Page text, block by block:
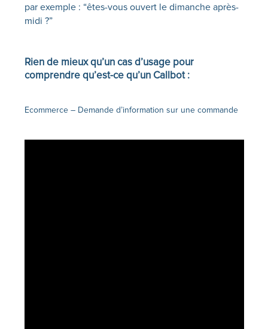
par exemple : “êtes-vousouvert le dimanche après-
midi ?”
Rien de mieux qu’un cas d’usage pour
comprendre qu’est-ce qu’un Callbot :
Ecommerce – Demande d’information sur une commande